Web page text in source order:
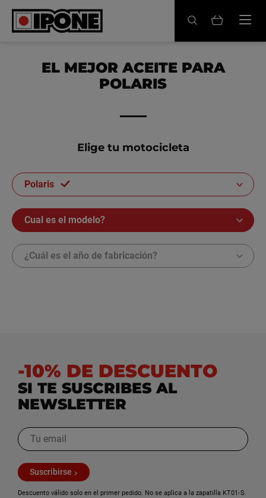
Ipone
ACEITES MOTOR
CONSERVACIÓN
LA MARCA
Mi cuenta
EL MEJOR ACEITE PARA
POLARIS
Elige tu motocicleta
Polaris
Cual es el modelo?
¿Cuál es el año de fabricación?
-10% DE DESCUENTO
SI TE SUSCRIBES AL
NEWSLETTER
Suscribirse
Descuento válido solo en el primer pedido. No se aplica a la zapatilla KT01‑S.